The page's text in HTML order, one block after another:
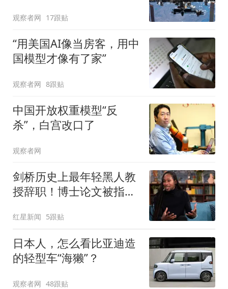
观察者网 17跟贴
“用美国AI像当房客，用中
国模型才像有了家”
观察者网 8跟贴
中国开放权重模型“反
杀”，白宫改口了
观察者网
剑桥历史上最年轻黑人教
授辞职！博士论文被指抄
质疑
红星新闻 5跟贴
日本人，怎么看比亚迪造
的轻型车“海獭”？
观察者网 48跟贴